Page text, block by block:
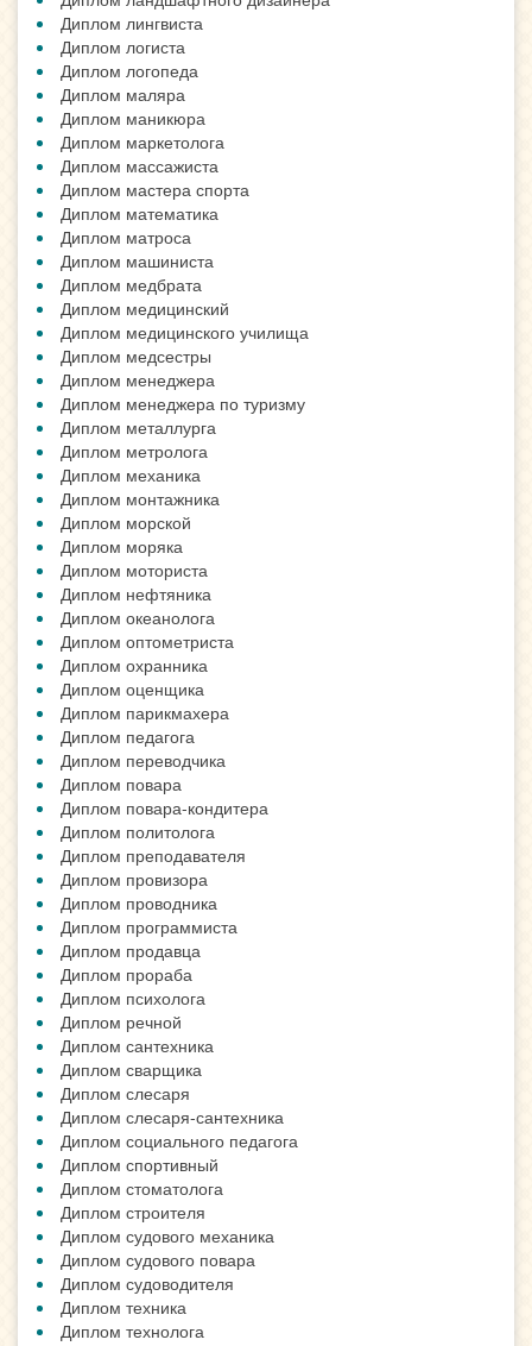
Диплом лингвиста
Диплом логиста
Диплом логопеда
Диплом маляра
Диплом маникюра
Диплом маркетолога
Диплом массажиста
Диплом мастера спорта
Диплом математика
Диплом матроса
Диплом машиниста
Диплом медбрата
Диплом медицинский
Диплом медицинского училища
Диплом медсестры
Диплом менеджера
Диплом менеджера по туризму
Диплом металлурга
Диплом метролога
Диплом механика
Диплом монтажника
Диплом морской
Диплом моряка
Диплом моториста
Диплом нефтяника
Диплом океанолога
Диплом оптометриста
Диплом охранника
Диплом оценщика
Диплом парикмахера
Диплом педагога
Диплом переводчика
Диплом повара
Диплом повара-кондитера
Диплом политолога
Диплом преподавателя
Диплом провизора
Диплом проводника
Диплом программиста
Диплом продавца
Диплом прораба
Диплом психолога
Диплом речной
Диплом сантехника
Диплом сварщика
Диплом слесаря
Диплом слесаря-сантехника
Диплом социального педагога
Диплом спортивный
Диплом стоматолога
Диплом строителя
Диплом судового механика
Диплом судового повара
Диплом судоводителя
Диплом техника
Диплом технолога